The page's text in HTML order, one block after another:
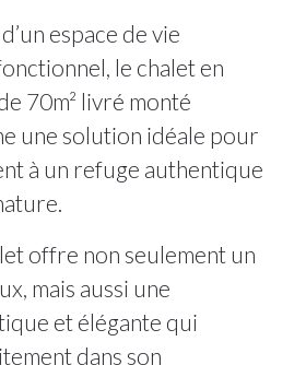
espace de vie
le chalet en
70m² livré monté
une solution idéale pour
à un refuge authentique
offre non seulement un
mais aussi une
et élégante qui
dans son